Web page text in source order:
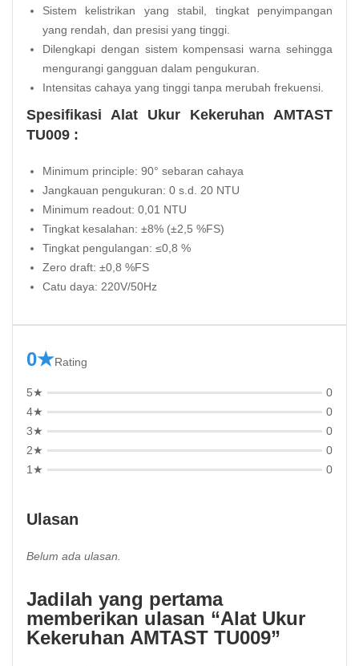
Sistem kelistrikan yang stabil, tingkat penyimpangan
yang rendah, dan presisi yang tinggi.
Dilengkapi dengan sistem kompensasi warna sehingga
mengurangi gangguan dalam pengukuran.
Intensitas cahaya yang tinggi tanpa merubah frekuensi.
Spesifikasi Alat Ukur Kekeruhan AMTAST
TU009 :
Minimum principle: 90° sebaran cahaya
Jangkauan pengukuran: 0 s.d. 20 NTU
Minimum readout: 0,01 NTU
Tingkat kesalahan: ±8% (±2,5 %FS)
Tingkat pengulangan: ≤0,8 %
Zero draft: ±0,8 %FS
Catu daya: 220V/50Hz
0★Rating
5★
0
4★
0
3★
0
2★
0
1★
0
Ulasan
Belum ada ulasan.
Jadilah yang pertama
memberikan ulasan “Alat Ukur
Kekeruhan AMTAST TU009”